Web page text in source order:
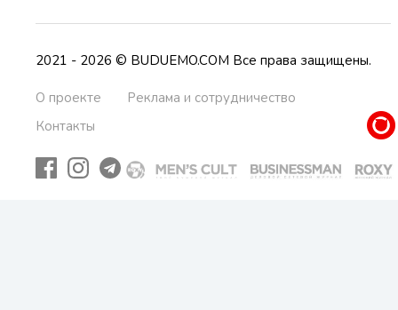
2021 - 2026 © BUDUEMO.COM Все права защищены.
О проекте
Реклама и сотрудничество
Контакты